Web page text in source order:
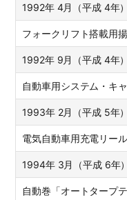
1992年 4月（平成 4年）
フォークリフト搭載用
1992年 9月（平成 4年）
自動車用システム・キ
1993年 2月（平成 5年）
電気自動車用充電リー
1994年 3月（平成 6年）
自動巻「オートタープ